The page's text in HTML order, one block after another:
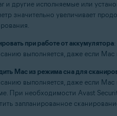
и другие исполняемые или
значительно увеличивает
при работе от аккумулятора
выполняется, даже если Mac
Mac из режима сна для
выполняется, даже если
При необходимости Avast
запланированное